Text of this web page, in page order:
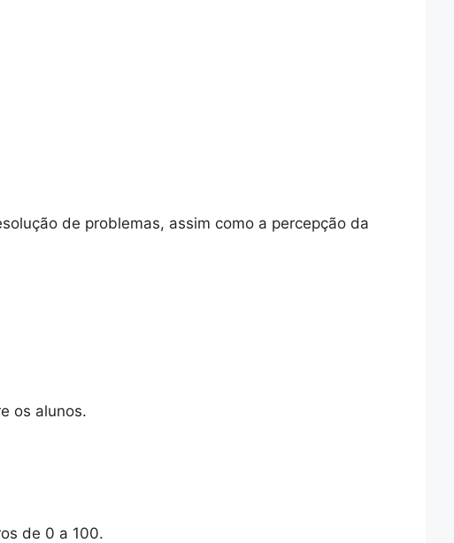
de problemas, assim como a percepção da
os alunos.
de 0 a 100.